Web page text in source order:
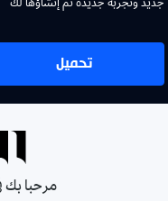
جديد وتجربة جديدة تم إنشاؤها لك
تحميل
مرحبا بك